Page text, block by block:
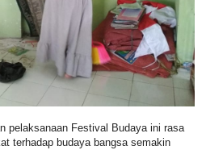
pelaksanaan Festival Budaya ini rasa
terhadap budaya bangsa semakin